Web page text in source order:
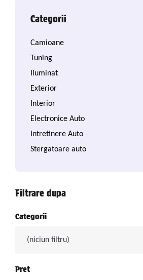
Categorii
Camioane
Tuning
Iluminat
Exterior
Interior
Electronice Auto
Intretinere Auto
Stergatoare auto
Filtrare dupa
Categorii
(niciun filtru)
Pret